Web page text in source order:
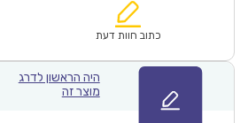
₪61.00.
הוא:
כתוב חוות דעת
היה הראשון לדרג
מוצר זה